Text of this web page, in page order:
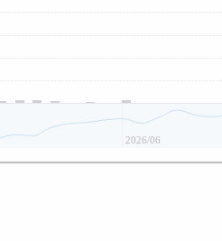
2026/06